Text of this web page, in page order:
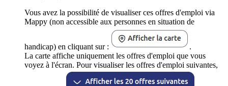
Vous avez la possibilité de visualiser ces offres d'emploi via
Mappy (non accessible aux personnes en situation de
handicap) en cliquant sur :
.
La carte affiche uniquement les offres d'emploi que vous
voyez à l'écran. Pour visualiser les offres d'emploi suivantes,